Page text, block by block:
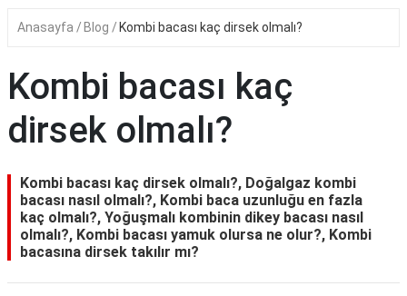
Anasayfa Blog Kombi bacası kaç dirsek olmalı?
Kombi bacası kaç
dirsek olmalı?
Kombi bacası kaç dirsek olmalı?, Doğalgaz kombi
bacası nasıl olmalı?, Kombi baca uzunluğu en fazla
kaç olmalı?, Yoğuşmalı kombinin dikey bacası nasıl
olmalı?, Kombi bacası yamuk olursa ne olur?, Kombi
bacasına dirsek takılır mı?